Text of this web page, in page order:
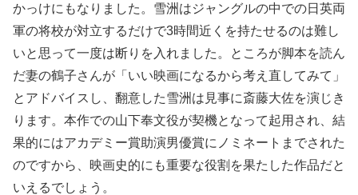
かっけにもなりました。雪洲はジャングルの中での日英両
軍の将校が対立するだけで3時間近くを持たせるのは難し
いと思って一度は断りを入れました。ところが脚本を読ん
だ妻の鶴子さんが「いい映画になるから考え直してみて」
とアドバイスし、翻意した雪洲は見事に斎藤大佐を演じき
ります。本作での山下奉文役が契機となって起用され、結
果的にはアカデミー賞助演男優賞にノミネートまでされた
のですから、映画史的にも重要な役割を果たした作品だと
いえるでしょう。